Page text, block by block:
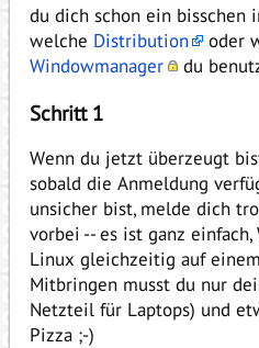
du dich schon ein bisschen
welche Distribution
oder
Windowmanager
du
Schritt 1
Wenn du jetzt überzeugt
sobald die Anmeldung
unsicher bist, melde dich
vorbei -- es ist ganz einfach,
Linux gleichzeitig auf
Mitbringen musst du nur
Netzteil für Laptops) und
Pizza ;-)